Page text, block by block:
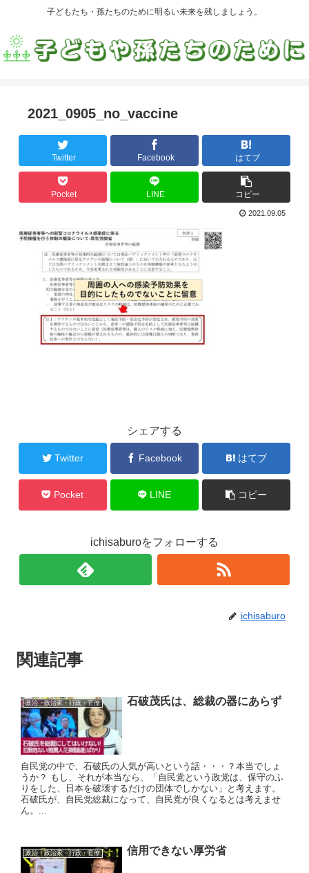
子どもたち・孫たちのために明るい未来を残しましょう。
2021_0905_no_vaccine
Twitter Facebook はてブ
Pocket LINE コピー
2021.09.05
シェアする
Twitter Facebook はてブ
Pocket LINE コピー
ichisaburoをフォローする
ichisaburo
関連記事
政治・政治家・行政・官僚 石破茂氏は、総裁の器にあらず
自民党の中で、石破氏の人気が高いという話・・・？本当でしょ
うか？ もし、それが本当なら、「自民党という政党は、保守のふ
りをした、日本を破壊するだけの団体でしかない」と考えます。
石破氏が、自民党総裁になって、自民党が良くなるとは考えませ
ん。...
政治・政治家・行政・官僚 信用できない厚労省